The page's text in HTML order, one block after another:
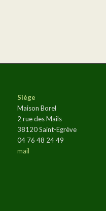
Siège
Maison Borel
2 rue des Mails
38120 Saint-Egrève
04 76 48 24 49
mail